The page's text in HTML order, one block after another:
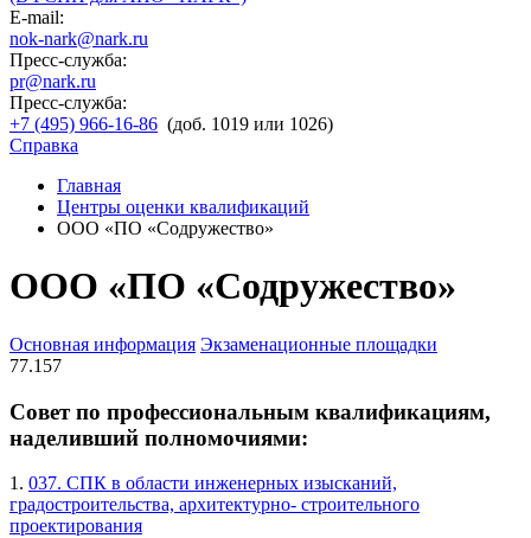
E-mail:
nok-nark@nark.ru
Пресс-служба:
pr@nark.ru
Пресс-служба:
+7 (495) 966-16-86 (доб. 1019 или 1026)
Справка
Главная
Центры оценки квалификаций
ООО «ПО «Содружество»
ООО «ПО «Содружество»
Основная информация Экзаменационные площадки
77.157
Совет по профессиональным квалификациям,
наделивший полномочиями:
1. 037. СПК в области инженерных изысканий,
градостроительства, архитектурно- строительного
проектирования